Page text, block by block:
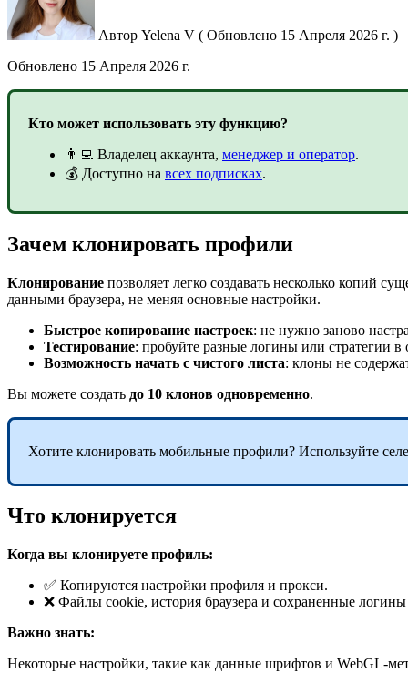
Автор Yelena V ( Обновлено 15 Апреля 2026 г. )
Обновлено 15 Апреля 2026 г.
Кто может использовать эту функцию?
👨‍💻 Владелец аккаунта, менеджер и оператор.
💰 Доступно на всех подписках.
Зачем клонировать профили
Клонирование позволяет легко создавать несколько копий
данными браузера, не меняя основные настройки.
Быстрое копирование настроек: не нужно заново
Тестирование: пробуйте разные логины или стратегии в
Возможность начать с чистого листа: клоны не
Вы можете создать до 10 клонов одновременно.
Хотите клонировать мобильные профили? Используйте
Что клонируется
Когда вы клонируете профиль:
✅ Копируются настройки профиля и прокси.
❌ Файлы cookie, история браузера и сохраненные
Важно знать:
Некоторые настройки, такие как данные шрифтов и WebGL-